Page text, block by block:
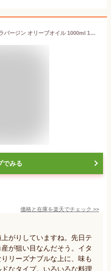
マックス モンテイダ エキストラバージン オリーブオイル 1000ml 1本 1L EXVオリーブオイル トルコ産 monteida エキストラヴァージン Get Market 月兎ソース ゲットマーケット
でみる
価格と在庫を楽天でチェック >>
がりしていますね。先日テ
が狙い目なんだそう。イタ
リーズナブルな上に、味も
なタイプ。いろいろな料理